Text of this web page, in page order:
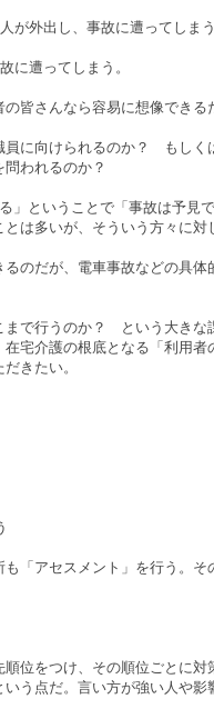
外出し、事故に遭ってしまう
に遭ってしまう。
皆さんなら容易に想像できる
員に向けられるのか？ もし
われるのか？
」ということで「事故は予見
は多いが、そういう方々に
るのだが、電車事故などの具
まで行うのか？ という大き
宅介護の根底となる「利用
きたい。
「アセスメント」を行う。
位をつけ、その順位ごとに
う点だ。言い方が強い人や